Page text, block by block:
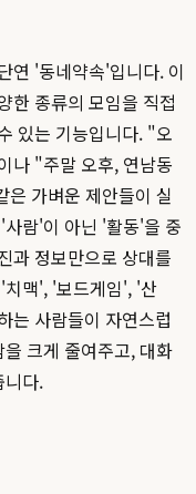
연 '동네약속'입니다. 이
한 종류의 모임을 직접
있는 기능입니다. "오
나 "주말 오후, 연남동
가벼운 제안들이 실
람'이 아닌 '활동'을 중
과 정보만으로 상대를
치맥', '보드게임', '산
는 사람들이 자연스럽
크게 줄여주고, 대화
니다.